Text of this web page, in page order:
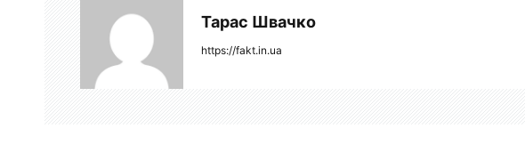
Тарас Швачко
https://fakt.in.ua